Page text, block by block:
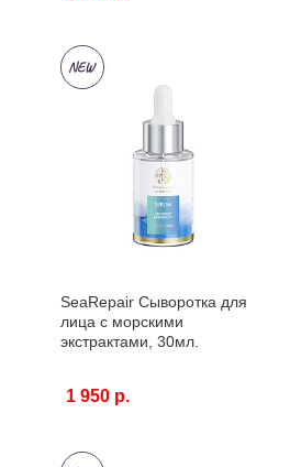
SeaRepair Сыворотка для
лица с морскими
экстрактами, 30мл.
1 950 р.